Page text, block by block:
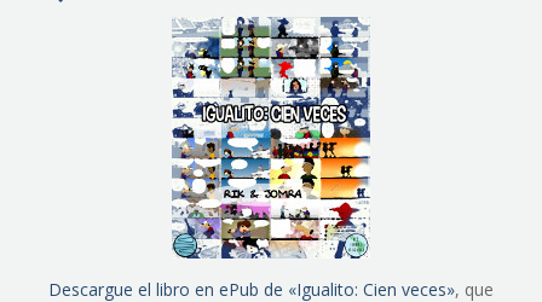
Descargue el libro en ePub de «Igualito: Cien veces», que